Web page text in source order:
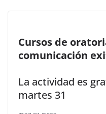
Cursos de
comunicación
La actividad es
martes 31